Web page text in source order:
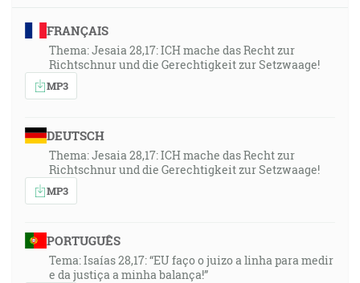
FRANÇAIS
Thema: Jesaia 28,17: ICH mache das Recht zur
Richtschnur und die Gerechtigkeit zur Setzwaage!
MP3
DEUTSCH
Thema: Jesaia 28,17: ICH mache das Recht zur
Richtschnur und die Gerechtigkeit zur Setzwaage!
MP3
PORTUGUÊS
Tema: Isaías 28,17: “EU faço o juizo a linha para medir
e da justiça a minha balança!”